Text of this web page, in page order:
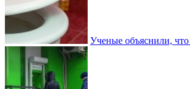
Ученые объяснили, что